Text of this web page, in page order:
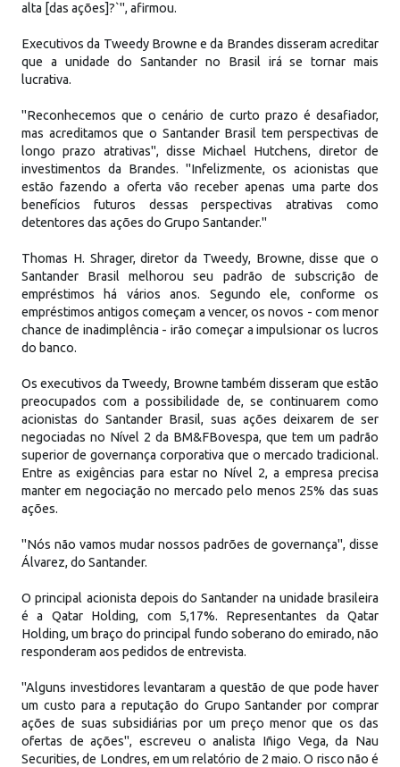
alta [das ações]?`", afirmou.
Executivos da Tweedy Browne e da Brandes disseram acreditar
que a unidade do Santander no Brasil irá se tornar mais
lucrativa.
"Reconhecemos que o cenário de curto prazo é desafiador,
mas acreditamos que o Santander Brasil tem perspectivas de
longo prazo atrativas", disse Michael Hutchens, diretor de
investimentos da Brandes. "Infelizmente, os acionistas que
estão fazendo a oferta vão receber apenas uma parte dos
benefícios futuros dessas perspectivas atrativas como
detentores das ações do Grupo Santander."
Thomas H. Shrager, diretor da Tweedy, Browne, disse que o
Santander Brasil melhorou seu padrão de subscrição de
empréstimos há vários anos. Segundo ele, conforme os
empréstimos antigos começam a vencer, os novos - com menor
chance de inadimplência - irão começar a impulsionar os lucros
do banco.
Os executivos da Tweedy, Browne também disseram que estão
preocupados com a possibilidade de, se continuarem como
acionistas do Santander Brasil, suas ações deixarem de ser
negociadas no Nível 2 da BM&FBovespa, que tem um padrão
superior de governança corporativa que o mercado tradicional.
Entre as exigências para estar no Nível 2, a empresa precisa
manter em negociação no mercado pelo menos 25% das suas
ações.
"Nós não vamos mudar nossos padrões de governança", disse
Álvarez, do Santander.
O principal acionista depois do Santander na unidade brasileira
é a Qatar Holding, com 5,17%. Representantes da Qatar
Holding, um braço do principal fundo soberano do emirado, não
responderam aos pedidos de entrevista.
"Alguns investidores levantaram a questão de que pode haver
um custo para a reputação do Grupo Santander por comprar
ações de suas subsidiárias por um preço menor que os das
ofertas de ações", escreveu o analista Iñigo Vega, da Nau
Securities, de Londres, em um relatório de 2 maio. O risco não é